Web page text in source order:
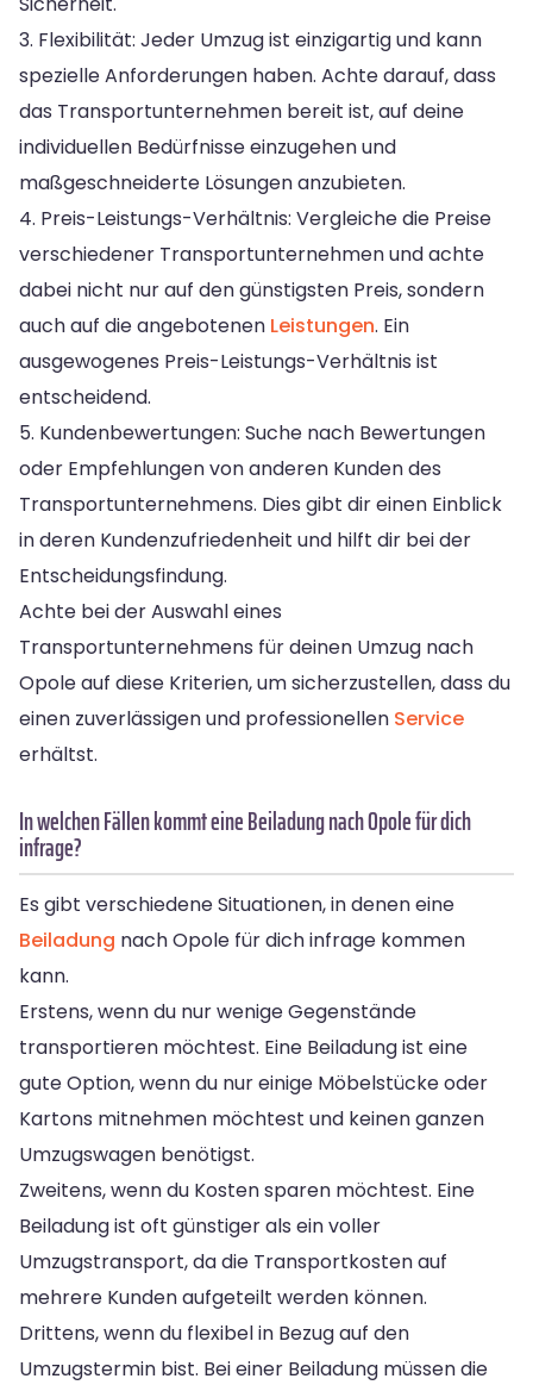
3. Flexibilität: Jeder Umzug ist einzigartig und kann
spezielle Anforderungen haben. Achte darauf, dass
das Transportunternehmen bereit ist, auf deine
individuellen Bedürfnisse einzugehen und
maßgeschneiderte Lösungen anzubieten.
4. Preis-Leistungs-Verhältnis: Vergleiche die Preise
verschiedener Transportunternehmen und achte
dabei nicht nur auf den günstigsten Preis, sondern
auch auf die angebotenen Leistungen. Ein
ausgewogenes Preis-Leistungs-Verhältnis ist
entscheidend.
5. Kundenbewertungen: Suche nach Bewertungen
oder Empfehlungen von anderen Kunden des
Transportunternehmens. Dies gibt dir einen Einblick
in deren Kundenzufriedenheit und hilft dir bei der
Entscheidungsfindung.
Achte bei der Auswahl eines
Transportunternehmens für deinen Umzug nach
Opole auf diese Kriterien, um sicherzustellen, dass du
einen zuverlässigen und professionellen Service
erhältst.
In welchen Fällen kommt eine Beiladung nach Opole für dich
infrage?
Es gibt verschiedene Situationen, in denen eine
Beiladung nach Opole für dich infrage kommen
kann.
Erstens, wenn du nur wenige Gegenstände
transportieren möchtest. Eine Beiladung ist eine
gute Option, wenn du nur einige Möbelstücke oder
Kartons mitnehmen möchtest und keinen ganzen
Umzugswagen benötigst.
Zweitens, wenn du Kosten sparen möchtest. Eine
Beiladung ist oft günstiger als ein voller
Umzugstransport, da die Transportkosten auf
mehrere Kunden aufgeteilt werden können.
Drittens, wenn du flexibel in Bezug auf den
Umzugstermin bist. Bei einer Beiladung müssen die